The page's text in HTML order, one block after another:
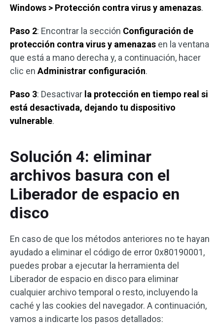
Windows > Protección contra virus y amenazas.
Paso 2: Encontrar la sección Configuración de
protección contra virus y amenazas en la ventana
que está a mano derecha y, a continuación, hacer
clic en Administrar configuración.
Paso 3: Desactivar la protección en tiempo real si
está desactivada, dejando tu dispositivo
vulnerable.
Solución 4: eliminar
archivos basura con el
Liberador de espacio en
disco
En caso de que los métodos anteriores no te hayan
ayudado a eliminar el código de error 0x80190001,
puedes probar a ejecutar la herramienta del
Liberador de espacio en disco para eliminar
cualquier archivo temporal o resto, incluyendo la
caché y las cookies del navegador. A continuación,
vamos a indicarte los pasos detallados: